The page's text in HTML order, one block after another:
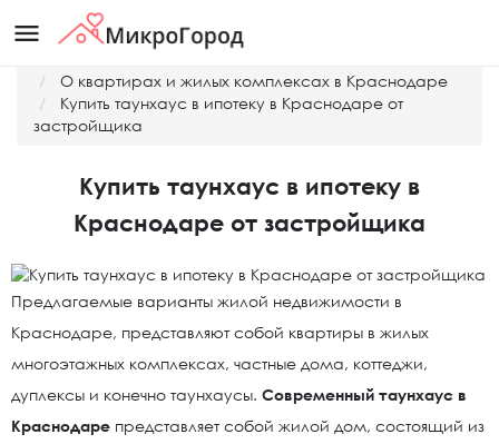
menu
О квартирах и жилых комплексах в Краснодаре
Купить таунхаус в ипотеку в Краснодаре от
застройщика
Купить таунхаус в ипотеку в
Краснодаре от застройщика
Предлагаемые варианты жилой недвижимости в
Краснодаре, представляют собой квартиры в жилых
многоэтажных комплексах, частные дома, коттеджи,
дуплексы и конечно таунхаусы. Современный таунхаус в
Краснодаре представляет собой жилой дом, состоящий из